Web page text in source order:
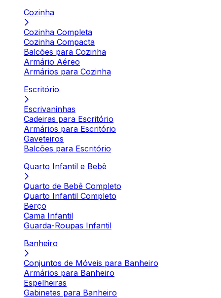
Cozinha
Cozinha Completa
Cozinha Compacta
Balcões para Cozinha
Armário Aéreo
Armários para Cozinha
Escritório
Escrivaninhas
Cadeiras para Escritório
Armários para Escritório
Gaveteiros
Balcões para Escritório
Quarto Infantil e Bebê
Quarto de Bebê Completo
Quarto Infantil Completo
Berço
Cama Infantil
Guarda-Roupas Infantil
Banheiro
Conjuntos de Móveis para Banheiro
Armários para Banheiro
Espelheiras
Gabinetes para Banheiro